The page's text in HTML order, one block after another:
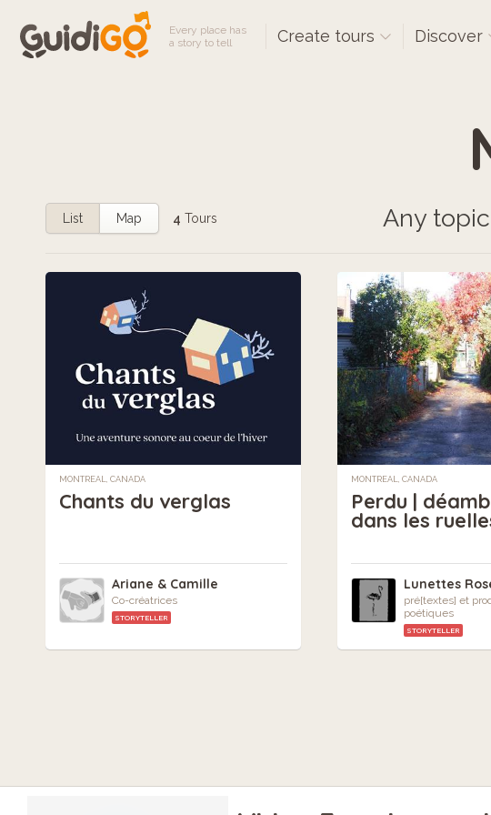
Every place has
a story to tell
Create tours Discover
Any topic
List Map 4 Tours
MONTREAL, CANADA
Chants du verglas
Ariane & Camille
Co-créatrices
STORYTELLER
MONTREAL, CANADA
Perdu |
dans les
Lunettes
pré[textes] et
poétiques
STORYTELLER